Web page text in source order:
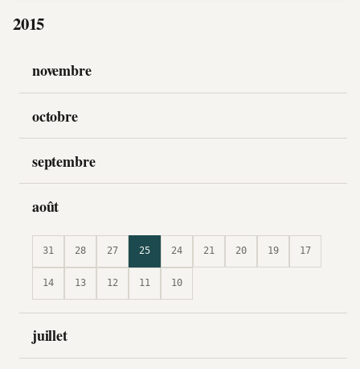
2015
novembre
octobre
septembre
août
31 28 27 25 24 21 20 19 17
14 13 12 11 10
juillet